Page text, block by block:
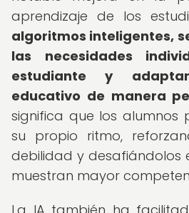
aprendizaje de los
algoritmos inteligentes,
las necesidades
estudiante y
educativo de manera
significa que los alumnos
su propio ritmo,
debilidad y desafiándolos
muestran mayor